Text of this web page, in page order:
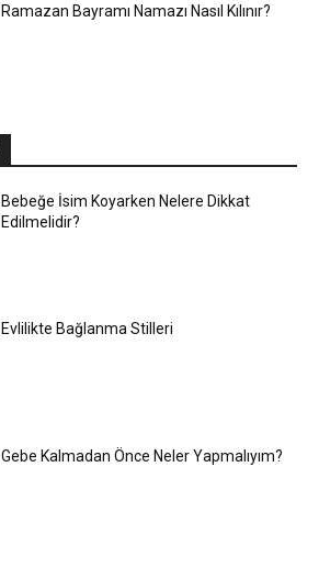
Ramazan Bayramı Namazı Nasıl Kılınır?
Bebeğe İsim Koyarken Nelere Dikkat
Edilmelidir?
Evlilikte Bağlanma Stilleri
Gebe Kalmadan Önce Neler Yapmalıyım?